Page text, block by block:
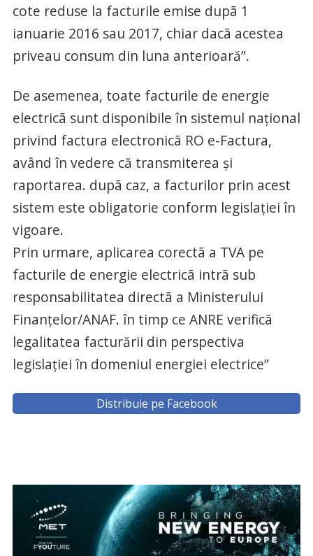
cote reduse la facturile emise dupã 1
ianuarie 2016 sau 2017, chiar dacã acestea
priveau consum din luna anterioară”.
De asemenea, toate facturile de energie
electricã sunt disponibile în sistemul național
privind factura electronicã RO e-Factura,
având în vedere că transmiterea și
raportarea. dupã caz, a facturilor prin acest
sistem este obligatorie conform legislației în
vigoare.
Prin urmare, aplicarea corectã a TVA pe
facturile de energie electricã intrã sub
responsabilitatea directã a Ministerului
Finanțelor/ANAF. în timp ce ANRE verificã
legalitatea facturării din perspectiva
legislației în domeniul energiei electrice”
Distribuie pe Facebook